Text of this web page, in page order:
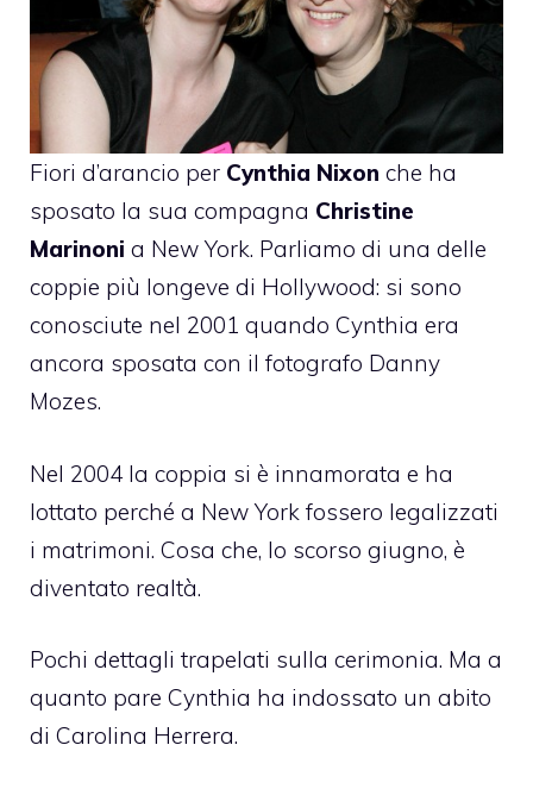
Fiori d’arancio per Cynthia Nixon che ha
sposato la sua compagna Christine
Marinoni a New York. Parliamo di una delle
coppie più longeve di Hollywood: si sono
conosciute nel 2001 quando Cynthia era
ancora sposata con il fotografo Danny
Mozes.
Nel 2004 la coppia si è innamorata e ha
lottato perché a New York fossero legalizzati
i matrimoni. Cosa che, lo scorso giugno, è
diventato realtà.
Pochi dettagli trapelati sulla cerimonia. Ma a
quanto pare Cynthia ha indossato un abito
di Carolina Herrera.